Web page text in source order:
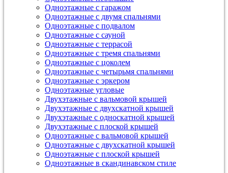
Одноэтажные с гаражом
Одноэтажные с двумя спальнями
Одноэтажные с подвалом
Одноэтажные с сауной
Одноэтажные с террасой
Одноэтажные с тремя спальнями
Одноэтажные с цоколем
Одноэтажные с четырьмя спальнями
Одноэтажные с эркером
Одноэтажные угловые
Двухэтажные с вальмовой крышей
Двухэтажные с двухскатной крышей
Двухэтажные с односкатной крышей
Двухэтажные с плоской крышей
Одноэтажные с вальмовой крышей
Одноэтажные с двухскатной крышей
Одноэтажные с плоской крышей
Одноэтажные в скандинавском стиле